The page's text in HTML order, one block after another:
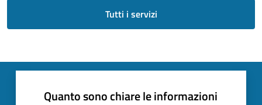
Tutti i servizi
Quanto sono chiare le informazioni